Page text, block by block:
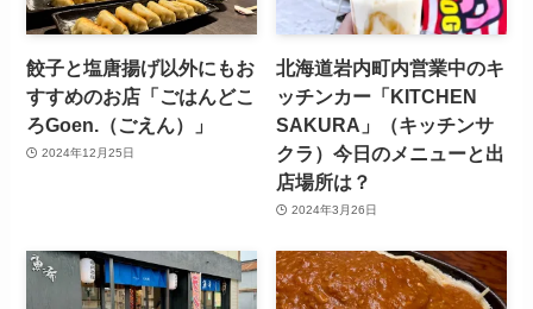
餃子と塩唐揚げ以外にもお
すすめのお店「ごはんどこ
ろGoen.（ごえん）」
2024年12月25日
北海道岩内町内営業中のキ
ッチンカー「KITCHEN
SAKURA」（キッチンサ
クラ）今日のメニューと出
店場所は？
2024年3月26日